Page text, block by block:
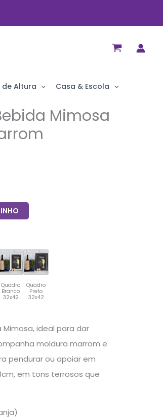
de Altura Casa & Escola
Mimosa
Quadro
Branco
32x42
Quadro
Preto
32x42
ideal para dar
moldura marrom e
pendurar ou apoiar em
em tons terrosos que